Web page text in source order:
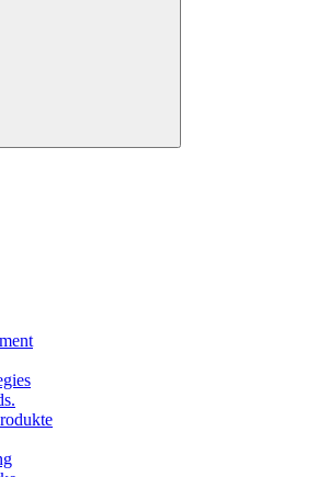
Suchen